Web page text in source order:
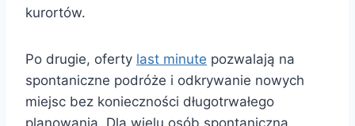
kurortów.
Po drugie, oferty last minute pozwalają na
spontaniczne podróże i odkrywanie nowych
miejsc bez konieczności długotrwałego
planowania. Dla wielu osób spontaniczna